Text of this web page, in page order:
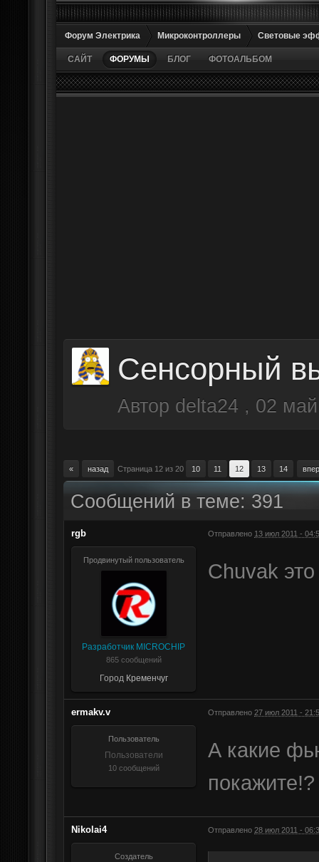
Форум Электрика Микроконтроллеры Световые
САЙТ ФОРУМЫ БЛОГ ФОТОАЛЬБОМ
Сенсорный
Автор delta24 , 02
« назад Страница 12 из 20 10 11 12 13 14
Сообщений в теме: 391
rgb Отправлено 13 июл 2011 -
Продвинутый пользователь
Разработчик MICROCHIP
865 сообщений
Город Кременчуг
Chuvak
ermakv.v Отправлено 27 июл 2011 -
Пользователь
Пользователи
10 сообщений
А какие
покажите!?
Nikolai4 Отправлено 28 июл 2011 -
Создатель